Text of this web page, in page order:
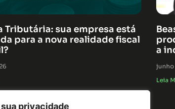
privacidade
Tributária: sua empresa está
para a nova realidade fiscal
a
junho
Leia